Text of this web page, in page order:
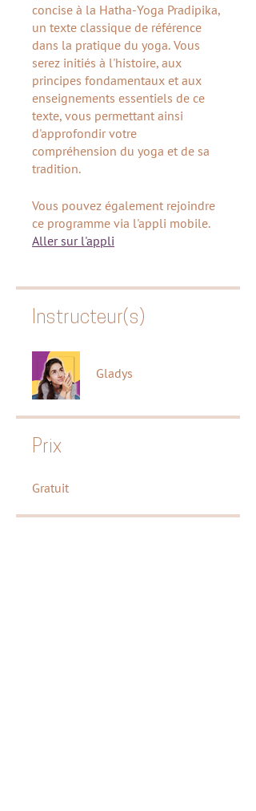
concise à la Hatha-Yoga Pradipika,
un texte classique de référence
dans la pratique du yoga. Vous
serez initiés à l'histoire, aux
principes fondamentaux et aux
enseignements essentiels de ce
texte, vous permettant ainsi
d'approfondir votre
compréhension du yoga et de sa
tradition.
Vous pouvez également rejoindre
ce programme via l'appli mobile.
Aller sur l'appli
Instructeur(s)
Gladys
Prix
Gratuit